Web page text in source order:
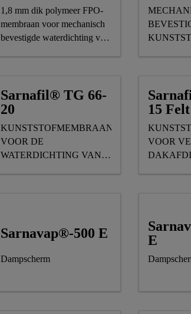
1,8 mm dik polymeer FPO-
membraan voor mechanisch
bevestigde waterdichting van
Sarnafil® TG 66-
20
KUNSTSTOFMEMBRAAN
VOOR DE
WATERDICHTING VAN
15
VOOR
Sarnavap®-500 E
Dampscherm
E